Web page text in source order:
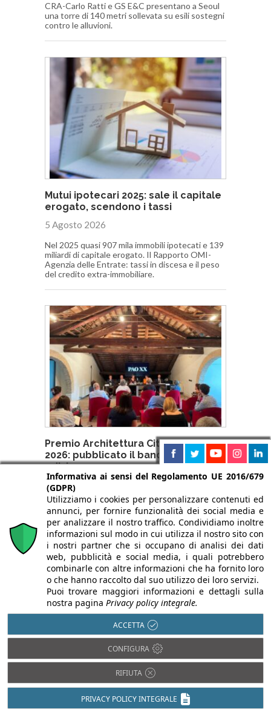
CRA-Carlo Ratti e GS E&C presentano a Seoul
una torre di 140 metri sollevata su esili sostegni
contro le alluvioni.
Mutui ipotecari 2025: sale il capitale
erogato, scendono i tassi
5 Agosto 2026
Nel 2025 quasi 907 mila immobili ipotecati e 139
miliardi di capitale erogato. Il Rapporto OMI-
Agenzia delle Entrate: tassi in discesa e il peso
del credito extra-immobiliare.
Premio Architettura Città di Oderzo
2026: pubblicato il bando della XX
edizione
4 Agosto 2026
Pubblicato il bando della XX edizione del Premio
Architettura Città di Oderzo, con una nuova
menzione sul restauro.
Informativa ai sensi del Regolamento UE 2016/679
(GDPR)
Utilizziamo i cookies per personalizzare contenuti ed
annunci, per fornire funzionalità dei social media e
per analizzare il nostro traffico. Condividiamo inoltre
informazioni sul modo in cui utilizza il nostro sito con
i nostri partner che si occupano di analisi dei dati
web, pubblicità e social media, i quali potrebbero
combinarle con altre informazioni che ha fornito loro
o che hanno raccolto dal suo utilizzo dei loro servizi.
Puoi trovare maggiori informazioni e dettagli sulla
nostra pagina Privacy policy integrale.
ACCETTA
CONFIGURA
RIFIUTA
PRIVACY POLICY INTEGRALE